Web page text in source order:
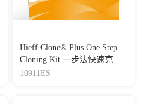
Hieff Clone® Plus One Step
Cloning Kit 一步法快速克隆
试剂盒
10911ES